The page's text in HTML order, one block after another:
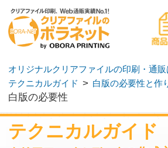
新規会員登録はこちら
ログイン ▶ 無料サンプル請求
オリジナルクリアファイルの印刷・通販はボラネット
白版の必要性
テクニカルガイド